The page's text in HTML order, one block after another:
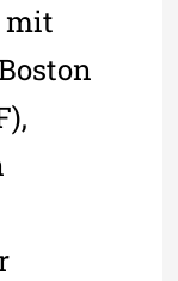
mit